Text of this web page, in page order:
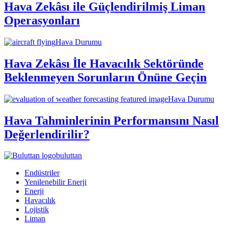
Hava Zekâsı ile Güçlendirilmiş Liman
Operasyonları
Hava Durumu
Hava Zekâsı İle Havacılık Sektöründe
Beklenmeyen Sorunların Önüne Geçin
Hava Durumu
Hava Tahminlerinin Performansını Nasıl
Değerlendirilir?
buluttan
Endüstriler
Yenilenebilir Enerji
Enerji
Havacılık
Lojistik
Liman